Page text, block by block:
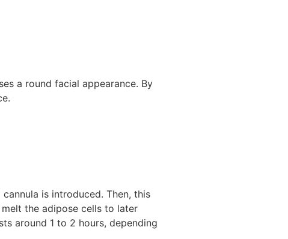
a round facial appearance. By
is introduced. Then, this
the adipose cells to later
around 1 to 2 hours, depending